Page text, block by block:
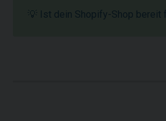
💡 Ist dein Shopify-Shop bereit